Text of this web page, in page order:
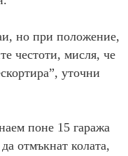
но при положение,
честоти, мисля, че
уточни
поне 15 гаража
отмъкнат колата,